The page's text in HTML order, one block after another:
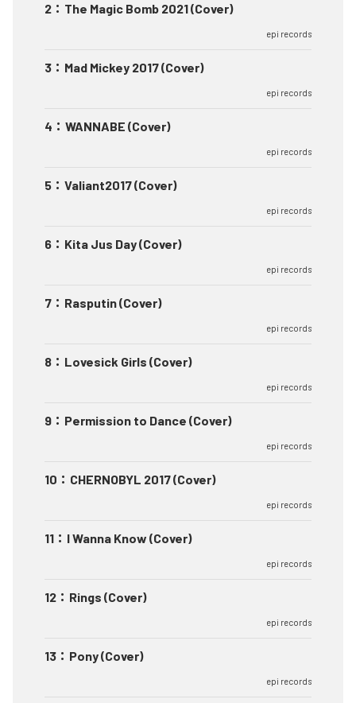
2 ： The Magic Bomb 2021 (Cover)
epi records
3 ： Mad Mickey 2017 (Cover)
epi records
4 ： WANNABE (Cover)
epi records
5 ： Valiant2017 (Cover)
epi records
6 ： Kita Jus Day (Cover)
epi records
7 ： Rasputin (Cover)
epi records
8 ： Lovesick Girls (Cover)
epi records
9 ： Permission to Dance (Cover)
epi records
10 ： CHERNOBYL 2017 (Cover)
epi records
11 ： I Wanna Know (Cover)
epi records
12 ： Rings (Cover)
epi records
13 ： Pony (Cover)
epi records